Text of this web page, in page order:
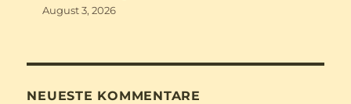
August 3, 2026
NEUESTE KOMMENTARE